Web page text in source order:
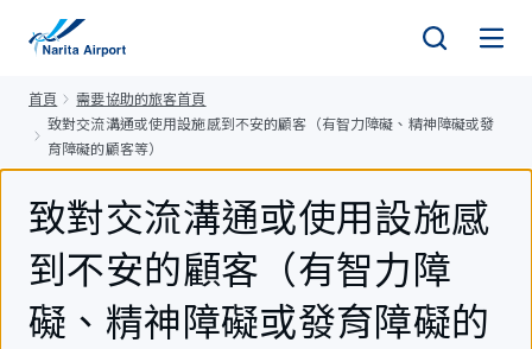
首頁
需要協助的旅客首頁
致對交流溝通或使用設施感到不安的顧客（有智力障礙、精神障礙或發
育障礙的顧客等）
致對交流溝通或使用設施感
到不安的顧客（有智力障
礙、精神障礙或發育障礙的